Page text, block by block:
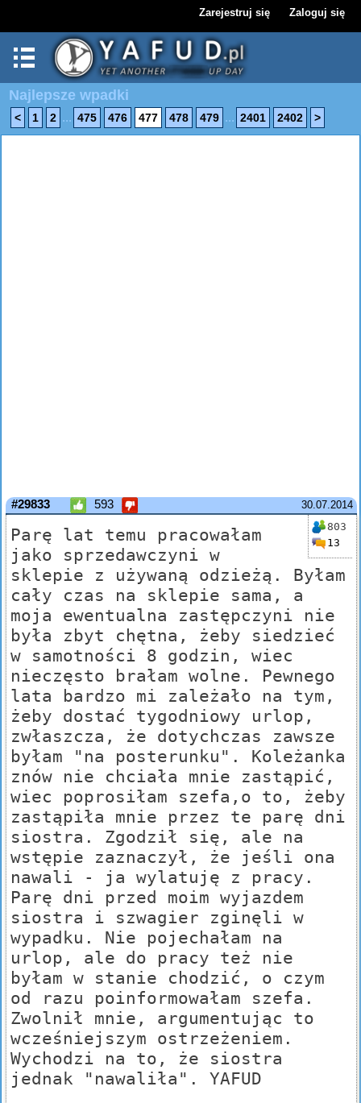
Zarejestruj się Zaloguj się
Najlepsze wpadki
< 1 2 ... 475 476 477 478 479 ... 2401 2402 >
30.07.2014
#29833 593
803
13
Parę lat temu pracowałam
jako sprzedawczyni w
sklepie z używaną odzieżą. Byłam
cały czas na sklepie sama, a
moja ewentualna zastępczyni nie
była zbyt chętna, żeby siedzieć
w samotności 8 godzin, wiec
nieczęsto brałam wolne. Pewnego
lata bardzo mi zależało na tym,
żeby dostać tygodniowy urlop,
zwłaszcza, że dotychczas zawsze
byłam "na posterunku". Koleżanka
znów nie chciała mnie zastąpić,
wiec poprosiłam szefa,o to, żeby
zastąpiła mnie przez te parę dni
siostra. Zgodził się, ale na
wstępie zaznaczył, że jeśli ona
nawali - ja wylatuję z pracy.
Parę dni przed moim wyjazdem
siostra i szwagier zginęli w
wypadku. Nie pojechałam na
urlop, ale do pracy też nie
byłam w stanie chodzić, o czym
od razu poinformowałam szefa.
Zwolnił mnie, argumentując to
wcześniejszym ostrzeżeniem.
Wychodzi na to, że siostra
jednak "nawaliła". YAFUD